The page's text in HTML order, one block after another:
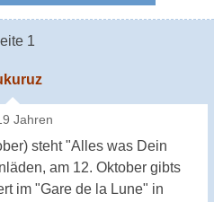
1
Jahren
steht "Alles was Dein
am 12. Oktober gibts
im "Gare de la Lune" in